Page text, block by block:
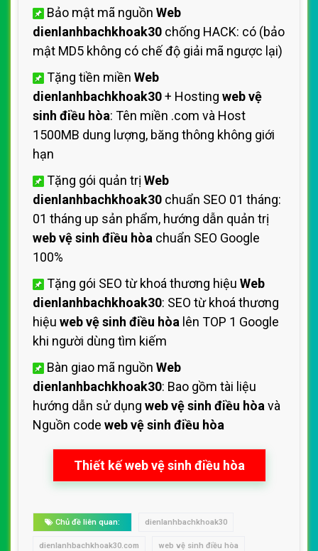
Bảo mật mã nguồn Web
dienlanhbachkhoak30 chống HACK: có (bảo
mật MD5 không có chế độ giải mã ngược lại)
Tặng tiền miền Web
dienlanhbachkhoak30+ Hosting web vệ
sinh điều hòa: Tên miền .com và Host
1500MB dung lượng, băng thông không giới
hạn
Tặng gói quản trị Web
dienlanhbachkhoak30 chuẩn SEO 01 tháng:
01 tháng up sản phẩm, hướng dẫn quản trị
web vệ sinh điều hòa chuẩn SEO Google
100%
Tặng gói SEO từ khoá thương hiệu Web
dienlanhbachkhoak30: SEO từ khoá thương
hiệu web vệ sinh điều hòa lên TOP 1 Google
khi người dùng tìm kiếm
Bàn giao mã nguồn Web
dienlanhbachkhoak30: Bao gồm tài liệu
hướng dẫn sử dụng web vệ sinh điều hòa và
Nguồn code web vệ sinh điều hòa
Thiết kế web vệ sinh điều hòa
Chủ đề liên quan: dienlanhbachkhoak30
dienlanhbachkhoak30.com web vệ sinh điều hòa